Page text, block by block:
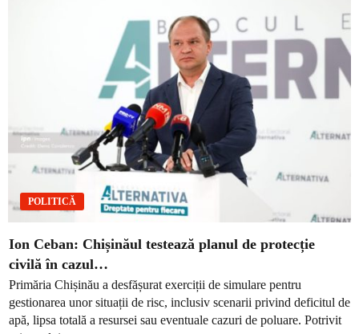
POLITICĂ
Ion Ceban: Chișinăul testează planul de protecție
civilă în cazul…
Primăria Chișinău a desfășurat exerciții de simulare pentru
gestionarea unor situații de risc, inclusiv scenarii privind deficitul de
apă, lipsa totală a resursei sau eventuale cazuri de poluare. Potrivit